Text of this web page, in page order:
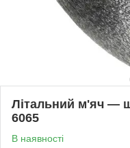
Літальний м'яч —
6065
В наявності